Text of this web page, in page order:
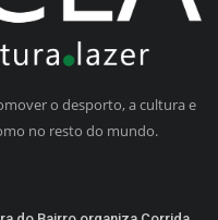
o desporto, a cultura e
no resto do mundo.